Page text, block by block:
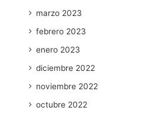
marzo 2023
febrero 2023
enero 2023
diciembre 2022
noviembre 2022
octubre 2022